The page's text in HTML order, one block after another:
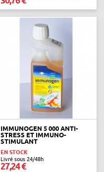
IMMUNOGEN 5 000 ANTI-
STRESS ET IMMUNO-
STIMULANT
EN STOCK
Livré sous 24/48h
27,24 €